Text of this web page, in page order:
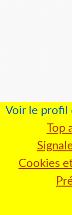
Voir le profil
Top
Cookies